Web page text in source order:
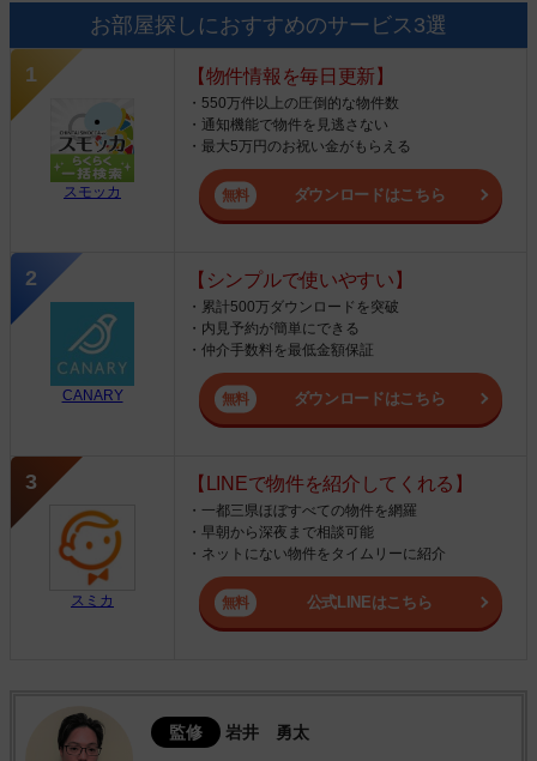
お部屋探しにおすすめのサービス3選
スモッカ
【物件情報を毎日更新】
・550万件以上の圧倒的な物件数
・通知機能で物件を見逃さない
・最大5万円のお祝い金がもらえる
ダウンロードはこちら
CANARY
【シンプルで使いやすい】
・累計500万ダウンロードを突破
・内見予約が簡単にできる
・仲介手数料を最低金額保証
ダウンロードはこちら
スミカ
【LINEで物件を紹介してくれる】
・一都三県ほぼすべての物件を網羅
・早朝から深夜まで相談可能
・ネットにない物件をタイムリーに紹介
公式LINEはこちら
監修 岩井 勇太